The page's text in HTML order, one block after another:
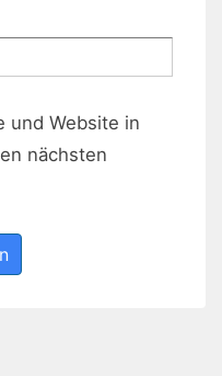
und Website in
nächsten